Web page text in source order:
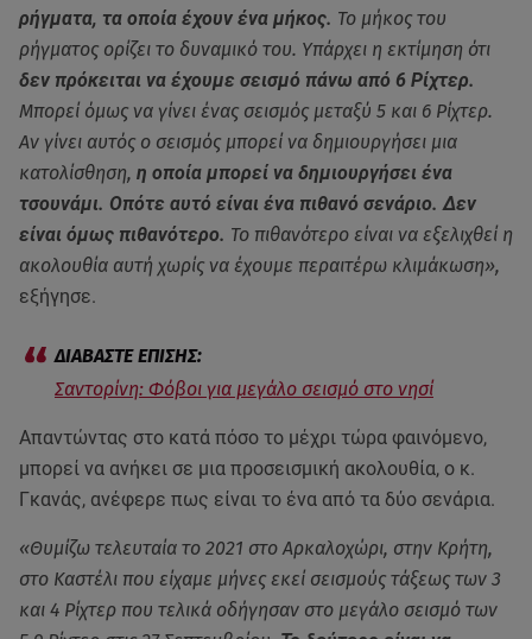
ρήγματα, τα οποία έχουν ένα μήκος. Το μήκος του
ρήγματος ορίζει το δυναμικό του. Υπάρχει η εκτίμηση ότι
δεν πρόκειται να έχουμε σεισμό πάνω από 6 Ρίχτερ.
Μπορεί όμως να γίνει ένας σεισμός μεταξύ 5 και 6 Ρίχτερ.
Αν γίνει αυτός ο σεισμός μπορεί να δημιουργήσει μια
κατολίσθηση, η οποία μπορεί να δημιουργήσει ένα
τσουνάμι. Οπότε αυτό είναι ένα πιθανό σενάριο. Δεν
είναι όμως πιθανότερο. Το πιθανότερο είναι να εξελιχθεί η
ακολουθία αυτή χωρίς να έχουμε περαιτέρω κλιμάκωση»,
εξήγησε.
Σαντορίνη: Φόβοι για μεγάλο σεισμό στο νησί
Απαντώντας στο κατά πόσο το μέχρι τώρα φαινόμενο,
μπορεί να ανήκει σε μια προσεισμική ακολουθία, ο κ.
Γκανάς, ανέφερε πως είναι το ένα από τα δύο σενάρια.
«Θυμίζω τελευταία το 2021 στο Αρκαλοχώρι, στην Κρήτη,
στο Καστέλι που είχαμε μήνες εκεί σεισμούς τάξεως των 3
και 4 Ρίχτερ που τελικά οδήγησαν στο μεγάλο σεισμό των